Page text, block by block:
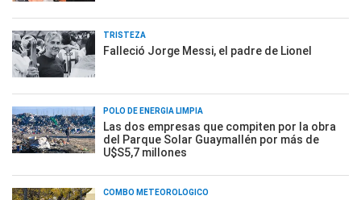
TRISTEZA
Falleció Jorge Messi, el padre de Lionel
POLO DE ENERGÍA LIMPIA
Las dos empresas que compiten por la obra
del Parque Solar Guaymallén por más de
U$S5,7 millones
COMBO METEOROLÓGICO